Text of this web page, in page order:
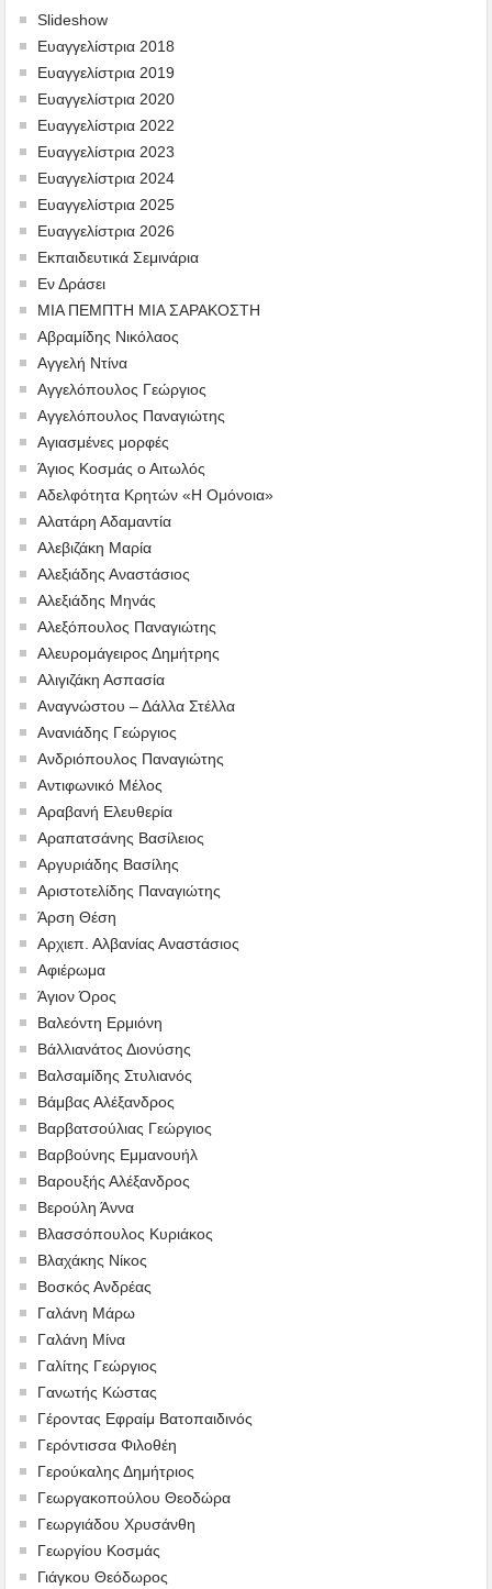
Slideshow
Ευαγγελίστρια 2018
Ευαγγελίστρια 2019
Ευαγγελίστρια 2020
Ευαγγελίστρια 2022
Ευαγγελίστρια 2023
Ευαγγελίστρια 2024
Ευαγγελίστρια 2025
Ευαγγελίστρια 2026
Εκπαιδευτικά Σεμινάρια
Εν Δράσει
ΜΙΑ ΠΕΜΠΤΗ ΜΙΑ ΣΑΡΑΚΟΣΤΗ
Αβραμίδης Νικόλαος
Αγγελή Ντίνα
Αγγελόπουλος Γεώργιος
Αγγελόπουλος Παναγιώτης
Αγιασμένες μορφές
Άγιος Κοσμάς ο Αιτωλός
Αδελφότητα Κρητών «Η Ομόνοια»
Αλατάρη Αδαμαντία
Αλεβιζάκη Μαρία
Αλεξιάδης Αναστάσιος
Αλεξιάδης Μηνάς
Αλεξόπουλος Παναγιώτης
Αλευρομάγειρος Δημήτρης
Αλιγιζάκη Ασπασία
Αναγνώστου – Δάλλα Στέλλα
Ανανιάδης Γεώργιος
Ανδριόπουλος Παναγιώτης
Αντιφωνικό Μέλος
Αραβανή Ελευθερία
Αραπατσάνης Βασίλειος
Αργυριάδης Βασίλης
Αριστοτελίδης Παναγιώτης
Άρση Θέση
Αρχιεπ. Αλβανίας Αναστάσιος
Αφιέρωμα
Άγιον Όρος
Βαλεόντη Ερμιόνη
Βάλλιανάτος Διονύσης
Βαλσαμίδης Στυλιανός
Βάμβας Αλέξανδρος
Βαρβατσούλιας Γεώργιος
Βαρβούνης Εμμανουήλ
Βαρουξής Αλέξανδρος
Βερούλη Άννα
Βλασσόπουλος Κυριάκος
Βλαχάκης Νίκος
Βοσκός Ανδρέας
Γαλάνη Μάρω
Γαλάνη Μίνα
Γαλίτης Γεώργιος
Γανωτής Κώστας
Γέροντας Εφραίμ Βατοπαιδινός
Γερόντισσα Φιλοθέη
Γερούκαλης Δημήτριος
Γεωργακοπούλου Θεοδώρα
Γεωργιάδου Χρυσάνθη
Γεωργίου Κοσμάς
Γιάγκου Θεόδωρος